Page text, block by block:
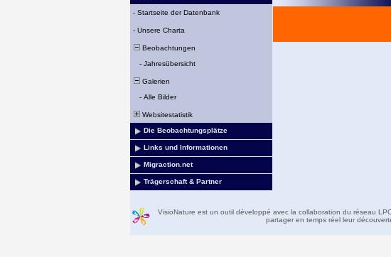
- Startseite der Datenbank
- Unsere Charta
Beobachtungen
- Jahresübersicht
Galerien
- Alle Bilder
Websitestatistik
Die Beobachtungsplätze
Links und Informationen
Migraction.net
Trägerschaft & Partner
VisioNature est un outil développé avec la collaboration du réseau
partager en temps réel leur